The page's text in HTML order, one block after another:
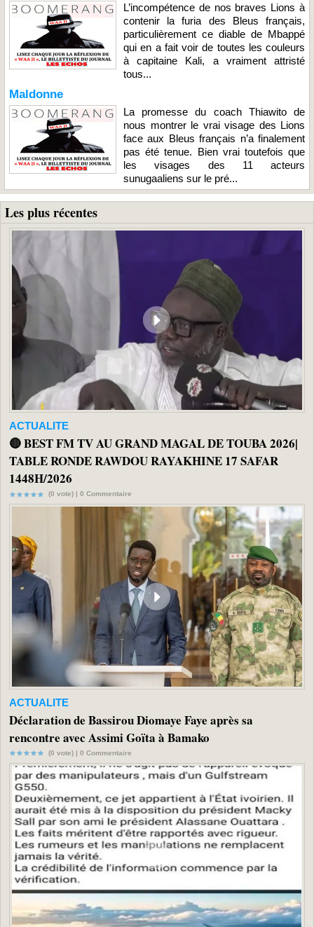
L’incompétence de nos braves Lions à
contenir la furia des Bleus français,
particulièrement ce diable de Mbappé
qui en a fait voir de toutes les couleurs
à capitaine Kali, a vraiment attristé
tous...
Maldonne
La promesse du coach Thiawito de
nous montrer le vrai visage des Lions
face aux Bleus français n’a finalement
pas été tenue. Bien vrai toutefois que
les visages des 11 acteurs
sunugaaliens sur le pré...
Les plus récentes
ACTUALITE
🔴 BEST FM TV AU GRAND MAGAL DE TOUBA 2026|
TABLE RONDE RAWDOU RAYAKHINE 17 SAFAR
1448H/2026
(0 vote) | 0 Commentaire
ACTUALITE
Déclaration de Bassirou Diomaye Faye après sa
rencontre avec Assimi Goïta à Bamako
(0 vote) | 0 Commentaire